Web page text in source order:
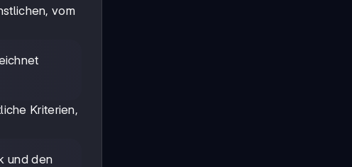
vom
Kriterien,
und den